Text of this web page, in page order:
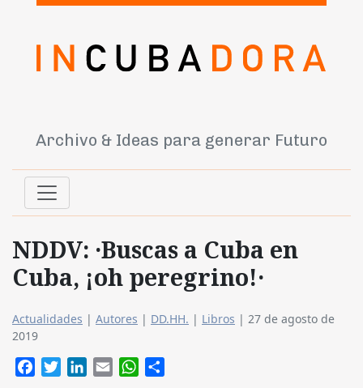
Archivo & Ideas para generar Futuro
NDDV: ·Buscas a Cuba en
Cuba, ¡oh peregrino!·
Actualidades | Autores | DD.HH. | Libros | 27 de agosto de
2019
FacebookTwitterLinkedIn
Email WhatsApp